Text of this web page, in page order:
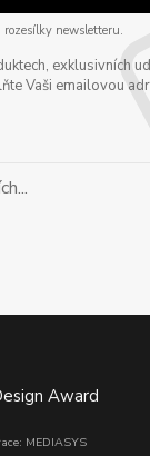
newsletteru.
exklusivních
Vaši emailovou
MEDIASYS